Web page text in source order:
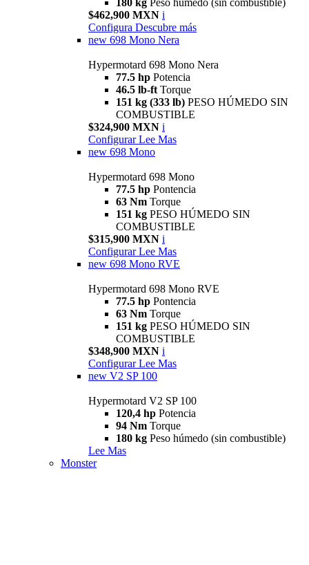
$462,900 MXN i
Configura Descubre más
new 698 Mono Nera
Hypermotard 698 Mono Nera
77.5 hp Potencia
46.5 lb-ft Torque
151 kg (333 lb) PESO HÚMEDO SIN
COMBUSTIBLE
$324,900 MXN i
Configurar Lee Mas
new 698 Mono
Hypermotard 698 Mono
77.5 hp Pontencia
63 Nm Torque
151 kg PESO HÚMEDO SIN
COMBUSTIBLE
$315,900 MXN i
Configurar Lee Mas
new 698 Mono RVE
Hypermotard 698 Mono RVE
77.5 hp Pontencia
63 Nm Torque
151 kg PESO HÚMEDO SIN
COMBUSTIBLE
$348,900 MXN i
Configurar Lee Mas
new V2 SP 100
Hypermotard V2 SP 100
120,4 hp Potencia
94 Nm Torque
180 kg Peso húmedo (sin combustible)
Lee Mas
Monster